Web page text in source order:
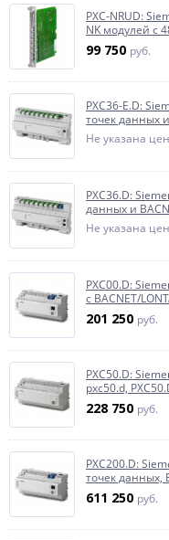
PXC-NRUD:
NK модулей с
99 750 руб.
PXC36-E.D:
точек данных
Не указана
PXC36.D:
данных и
Не указана
PXC00.D:
с BACNET/
201 250 руб.
PXC50.D:
pxc50.d,
228 750 руб.
PXC200.D:
точек данных,
611 250 руб.